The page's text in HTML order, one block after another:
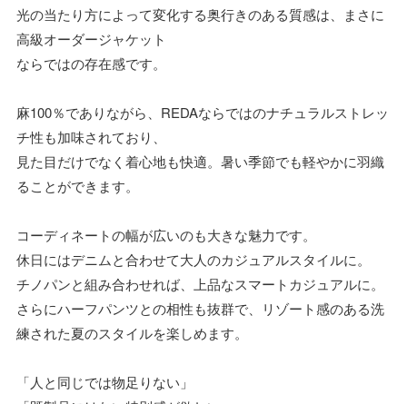
光の当たり方によって変化する奥行きのある質感は、まさに
高級オーダージャケット
ならではの存在感です。
麻100％でありながら、REDAならではのナチュラルストレッ
チ性も加味されており、
見た目だけでなく着心地も快適。暑い季節でも軽やかに羽織
ることができます。
コーディネートの幅が広いのも大きな魅力です。
休日にはデニムと合わせて大人のカジュアルスタイルに。
チノパンと組み合わせれば、上品なスマートカジュアルに。
さらにハーフパンツとの相性も抜群で、リゾート感のある洗
練された夏のスタイルを楽しめます。
「人と同じでは物足りない」